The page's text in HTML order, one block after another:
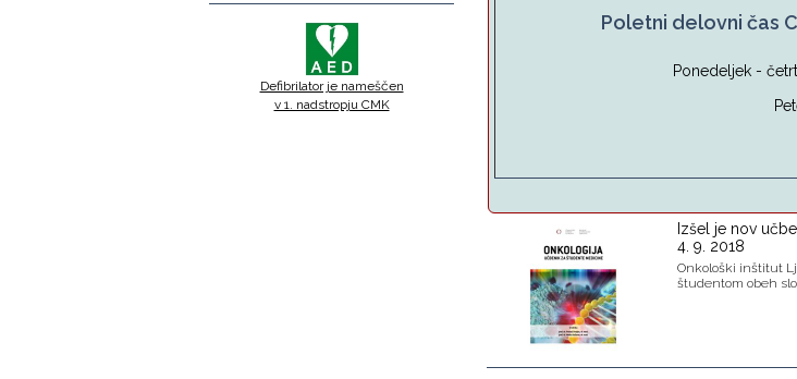
Defibrilator je nameščen
v 1. nadstropju CMK
Poletni delovni čas
Ponedeljek -
Izšel je nov
4. 9. 2018
Onkološki inštitut
študentom obeh